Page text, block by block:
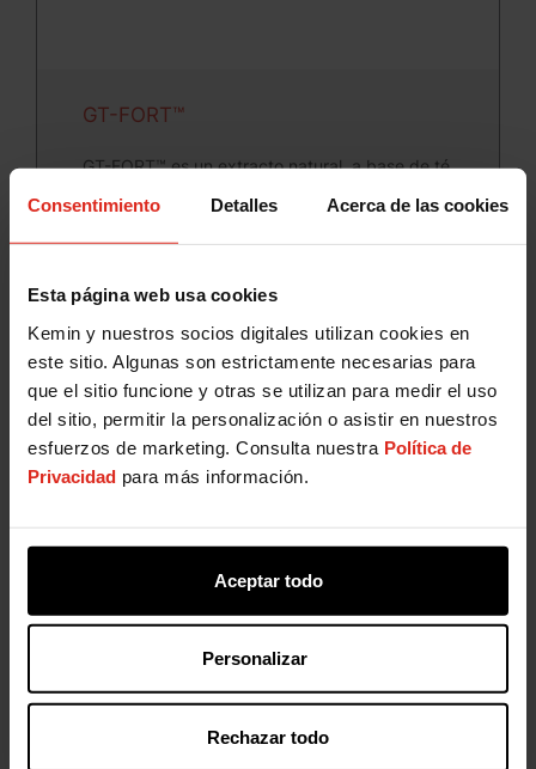
Consentimiento Detalles Acerca de las cookies
Esta página web usa cookies
Kemin y nuestros socios digitales utilizan cookies en
este sitio. Algunas son estrictamente necesarias para
que el sitio funcione y otras se utilizan para medir el uso
del sitio, permitir la personalización o asistir en nuestros
esfuerzos de marketing. Consulta nuestra Política de
Privacidad para más información.
Aceptar todo
Personalizar
Rechazar todo
GT-FORT™
GT-FORT™ es un extracto natural, a base de té
verde, que puede ser utilizado como extracto
una amplia variedad de alimentos.
InnoBLQ™ es una solución desarrollada para su